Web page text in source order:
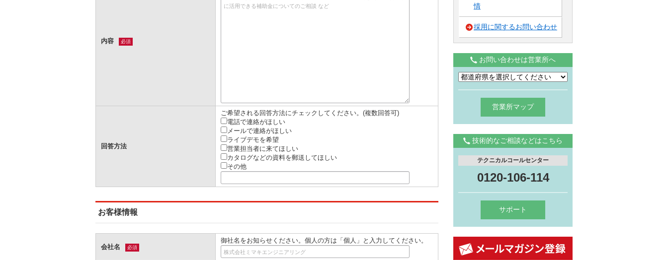
内容 必須
回答方法
ご希望される回答方法にチェックしてください。(複数回答可)
電話で連絡がほしい
メールで連絡がほしい
ライブデモを希望
営業担当者に来てほしい
カタログなどの資料を郵送してほしい
その他
お客様情報
会社名 必須
御社名をお知らせください。個人の方は「個人」と入力してください。
情
採用に関するお問い合わせ
お問い合わせは営業所へ
営業所マップ
技術的なご相談などはこちら
テクニカルコールセンター
0120-106-114
サポート